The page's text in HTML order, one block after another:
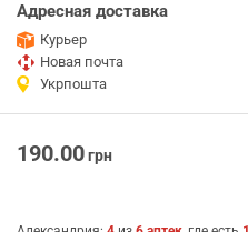
Адресная доставка
Курьер
Новая почта
Укрпошта
190.00грн